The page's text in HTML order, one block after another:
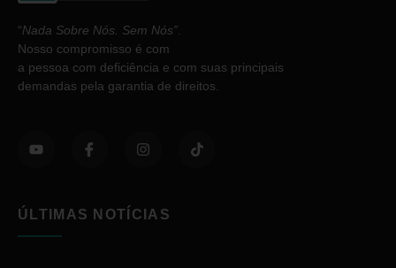
“Nada Sobre Nós. Sem Nós”.
Nosso compromisso é com
a pessoa com deficiência e com suas principais
demandas pela garantia de direitos.
ÚLTIMAS NOTÍCIAS